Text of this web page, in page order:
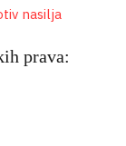
prava: